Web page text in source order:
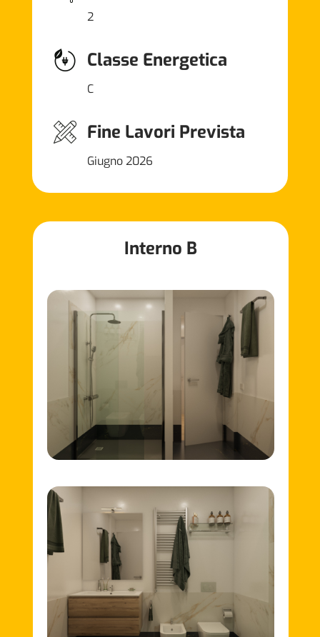
2
Classe Energetica
C
Fine Lavori Prevista
Giugno 2026
Interno B